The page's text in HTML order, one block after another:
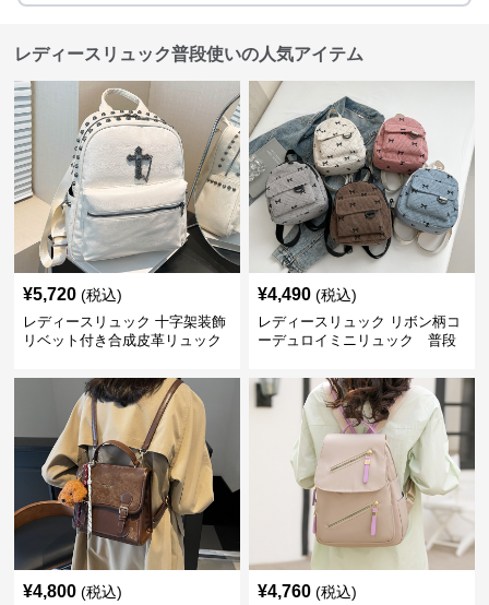
レディースリュック普段使いの人気アイテム
¥5,720 (税込)
レディースリュック 十字架装飾
リベット付き合成皮革リュック
¥4,490 (税込)
レディースリュック リボン柄コ
ーデュロイミニリュック 普段
¥4,800 (税込) ¥4,760 (税込)